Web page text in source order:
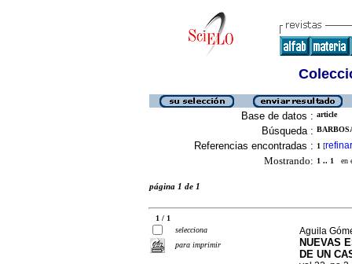
Base de datos : article
Búsqueda :
Referencias encontradas : 1 [refinar
Mostrando: 1 .. 1 en
página 1 de 1
1 / 1
selecciona
para imprimir
Aguila
NUEVAS
DE UN